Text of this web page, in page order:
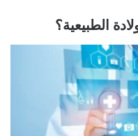
الطبيعية؟